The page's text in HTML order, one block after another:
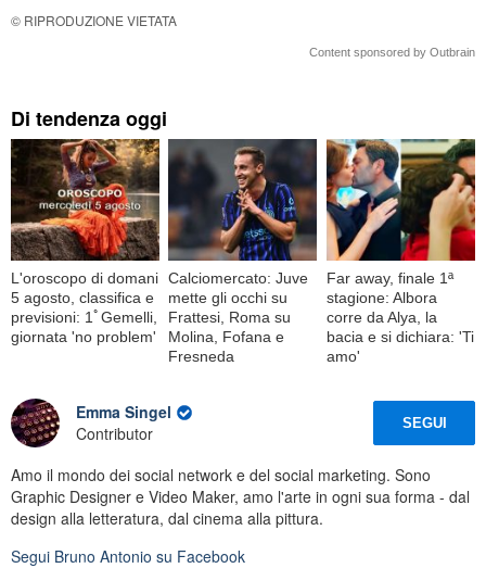
© RIPRODUZIONE VIETATA
Content sponsored by Outbrain
Di tendenza oggi
L'oroscopo di domani
5 agosto, classifica e
previsioni: 1ﾟGemelli,
giornata 'no problem'
Calciomercato: Juve
mette gli occhi su
Frattesi, Roma su
Molina, Fofana e
Fresneda
Far away, finale 1ª
stagione: Albora
corre da Alya, la
bacia e si dichiara: 'Ti
amo'
Emma Singel
Contributor
SEGUI
Amo il mondo dei social network e del social marketing. Sono
Graphic Designer e Video Maker, amo l'arte in ogni sua forma - dal
design alla letteratura, dal cinema alla pittura.
Segui Bruno Antonio su Facebook